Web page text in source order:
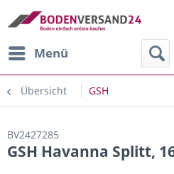
Menü
Übersicht GSH
BV2427285
GSH Havanna Splitt,